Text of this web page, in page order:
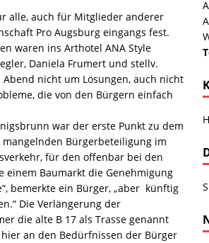
alle, auch für Mitglieder anderer
Pro Augsburg eingangs fest.
waren ins Arthotel ANA Style
Daniela Frumert und stellv.
nicht um Lösungen, auch nicht
die von den Bürgern einfach
war der erste Punkt zu dem
Bürgerbeteiligung im
für den offenbar bei den
einem Baumarkt die Genehmigung
bemerkte ein Bürger, „aber künftig
Die Verlängerung der
die alte B 17 als Trasse genannt
an den Bedürfnissen der Bürger